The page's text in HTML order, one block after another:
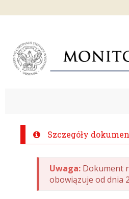
Szczegóły
Uwaga: Dokument
obowiązuje od dnia